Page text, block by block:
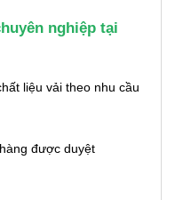
nghiệp tại
liệu vải theo nhu cầu
được duyệt